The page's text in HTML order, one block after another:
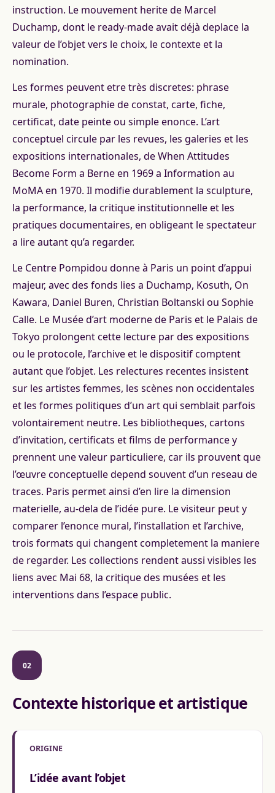
instruction. Le mouvement herite de Marcel
Duchamp, dont le ready-made avait déjà deplace la
valeur de l’objet vers le choix, le contexte et la
nomination.
Les formes peuvent etre très discretes: phrase
murale, photographie de constat, carte, fiche,
certificat, date peinte ou simple enonce. L’art
conceptuel circule par les revues, les galeries et les
expositions internationales, de When Attitudes
Become Form a Berne en 1969 a Information au
MoMA en 1970. Il modifie durablement la sculpture,
la performance, la critique institutionnelle et les
pratiques documentaires, en obligeant le spectateur
a lire autant qu’a regarder.
Le Centre Pompidou donne à Paris un point d’appui
majeur, avec des fonds lies a Duchamp, Kosuth, On
Kawara, Daniel Buren, Christian Boltanski ou Sophie
Calle. Le Musée d’art moderne de Paris et le Palais de
Tokyo prolongent cette lecture par des expositions
ou le protocole, l’archive et le dispositif comptent
autant que l’objet. Les relectures recentes insistent
sur les artistes femmes, les scènes non occidentales
et les formes politiques d’un art qui semblait parfois
volontairement neutre. Les bibliotheques, cartons
d’invitation, certificats et films de performance y
prennent une valeur particuliere, car ils prouvent que
l’œuvre conceptuelle depend souvent d’un reseau de
traces. Paris permet ainsi d’en lire la dimension
materielle, au-dela de l’idée pure. Le visiteur peut y
comparer l’enonce mural, l’installation et l’archive,
trois formats qui changent completement la maniere
de regarder. Les collections rendent aussi visibles les
liens avec Mai 68, la critique des musées et les
interventions dans l’espace public.
02
Contexte historique et artistique
ORIGINE
L’idée avant l’objet